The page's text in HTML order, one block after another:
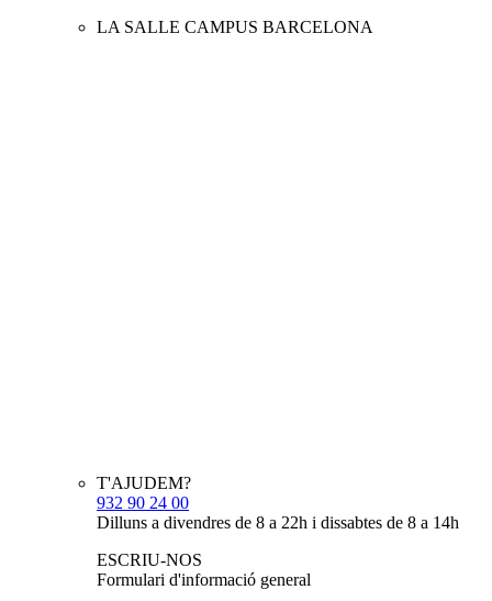
LA SALLE CAMPUS BARCELONA
T'AJUDEM?
932 90 24 00
Dilluns a divendres de 8 a 22h i dissabtes de 8 a 14h
ESCRIU-NOS
Formulari d'informació general